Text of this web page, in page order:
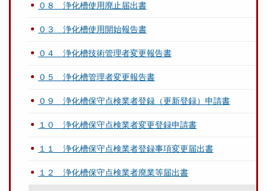
０８ 浄化槽使用廃止届出書
０３ 浄化槽使用開始報告書
０４ 浄化槽技術管理者変更報告書
０５ 浄化槽管理者変更報告書
０９ 浄化槽保守点検業者登録（更新登録）申請書
１０ 浄化槽保守点検業者変更登録申請書
１１ 浄化槽保守点検業者登録事項変更届出書
１２ 浄化槽保守点検業者廃業等届出書